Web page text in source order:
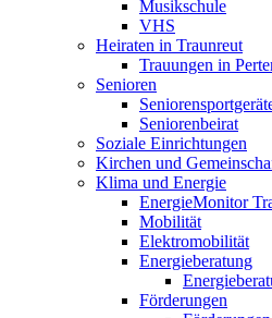
Musikschule
VHS
Heiraten in Traunreut
Trauungen in
Senioren
Seniorenbeirat
Soziale Einrichtungen
Kirchen und
Klima und Energie
EnergieMonitor
Mobilität
Elektromobilität
Energieberatung
Förderungen